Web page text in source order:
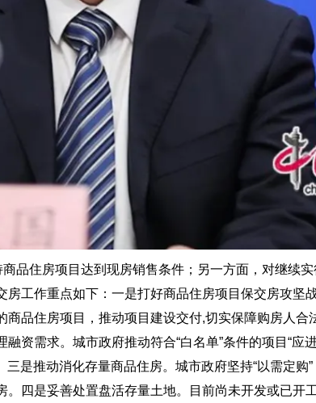
商品住房项目达到现房销售条件 ；另一方面，对继续
工作重点如下：一是打好商品住房项目保交房攻坚
品住房项目，推动项目建设交付,切实保障购房人合
资需求。城市政府推动符合“白名单”条件的项目“应
三是推动消化存量商品住房。 城市政府坚持“以需定购
四是妥善处置盘活存量土地。
目前尚未开发或已开